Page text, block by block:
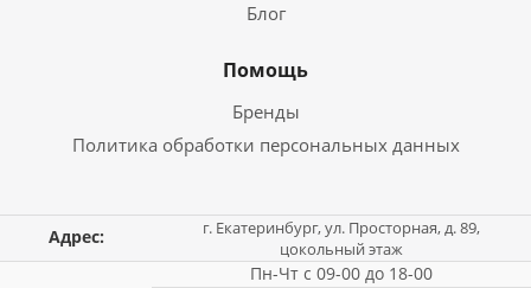
Блог
Помощь
Бренды
Политика обработки персональных данных
Адрес:
г. Екатеринбург, ул. Просторная, д. 89,
цокольный этаж
Пн-Чт с 09-00 до 18-00